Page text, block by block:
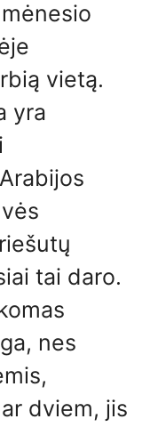
vietą.
yra
tai daro.
nes
dviem, jis